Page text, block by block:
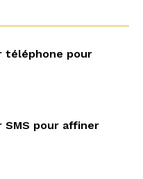
téléphone pour
pour affiner